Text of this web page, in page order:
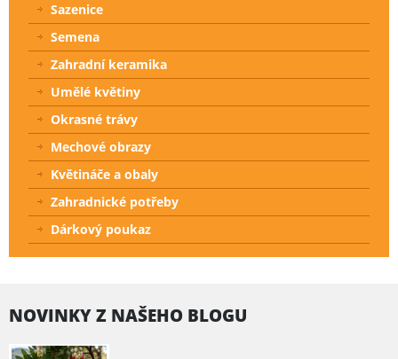
Sazenice
Semena
Zahradní keramika
Umělé květiny
Okrasné trávy
Mechové obrazy
Květináče a obaly
Zahradnické potřeby
Dárkový poukaz
NOVINKY Z NAŠEHO BLOGU